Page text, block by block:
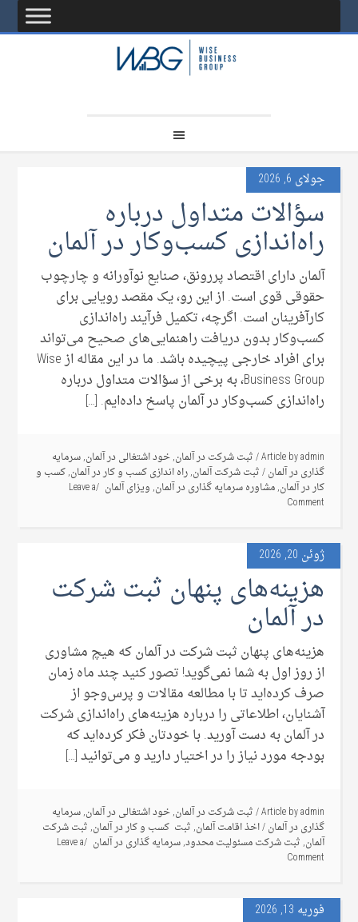
جولای 6, 2026
سؤالات متداول درباره
راه‌اندازی کسب‌وکار در آلمان
آلمان دارای اقتصاد پررونق، صنایع نوآورانه و چارچوب
حقوقی قوی است. از این رو، یک مقصد رویایی برای
کارآفرینان است. اگرچه، تکمیل فرآیند راه‌اندازی
کسب‌وکار بدون دریافت راهنمایی‌های صحیح می‌تواند
برای افراد خارجی پیچیده باشد. ما در این مقاله از Wise
Business Group، به برخی از سؤالات متداول درباره
راه‌اندازی کسب‌وکار در آلمان پاسخ داده‌ایم. […]
Article byadmin
/ثبت شرکت در آلمان,خود اشتغالی در آلمان,سرمایه
گذاری در آلمان/ثبت شرکت آلمان,راه اندازی کسب و کار در آلمان,کسب و
کار در آلمان,مشاوره سرمایه گذاری در آلمان,ویزای آلمان Leave a
Comment
ژوئن 20, 2026
هزینه‌های پنهان ثبت شرکت
در آلمان
هزینه‌های پنهان ثبت شرکت در آلمان که هیچ مشاوری
از روز اول به شما نمی‌گوید! تصور کنید چند ماه زمان
صرف کرده‌اید تا با مطالعه مقالات و پرس‌وجو از
آشنایان، اطلاعاتی را درباره هزینه‌های راه‌اندازی شرکت
در آلمان به دست آورید. با خودتان فکر کرده‌اید که
بودجه مورد نیاز را در اختیار دارید و می‌توانید […]
Article byadmin
/ثبت شرکت در آلمان,خود اشتغالی در آلمان,سرمایه
گذاری در آلمان/اخذ اقامت آلمان,ثبت کسب و کار در آلمان,ثبت شرکت
آلمان,ثبت شرکت مسئولیت محدود,سرمایه گذاری در آلمان Leave a
Comment
فوریه 13, 2026